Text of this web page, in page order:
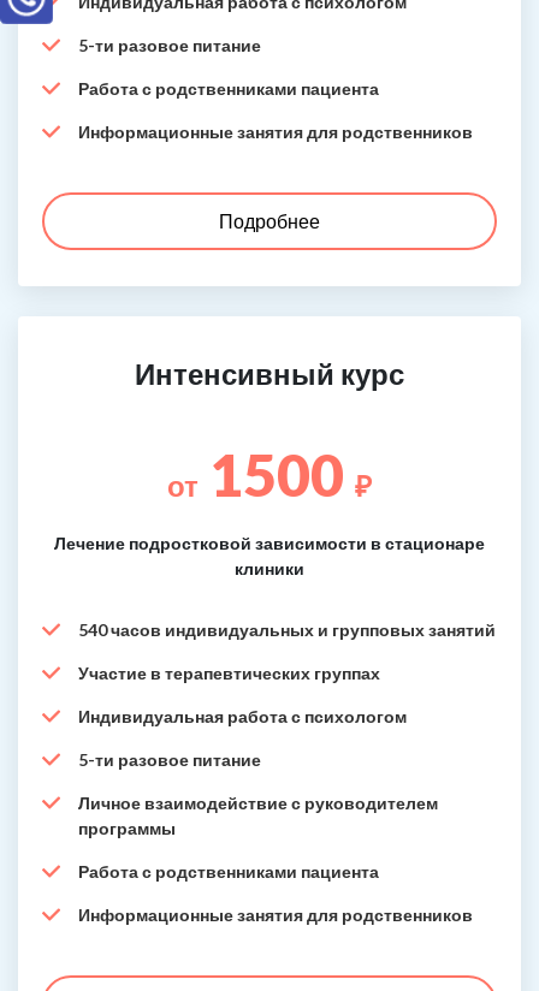
5-ти разовое питание
Работа с родственниками пациента
Информационные занятия для родственников
Подробнее
Интенсивный курс
от 1500 ₽
Лечение подростковой зависимости в стационаре
клиники
540 часов индивидуальных и групповых занятий
Участие в терапевтических группах
Индивидуальная работа с психологом
5-ти разовое питание
Личное взаимодействие с руководителем
программы
Работа с родственниками пациента
Информационные занятия для родственников